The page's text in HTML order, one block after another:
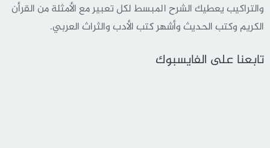
والتراكيب يعطيك الشرح المبسط لكل تعبير مع الأمثلة من القرأن
الكريم وكتب الحديث وأشهر كتب الأدب والثراث العربي.
تابعنا على الفايسبوك